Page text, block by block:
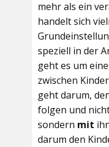
mehr als ein
handelt sich
speziell in der
geht es um
zwischen
geht darum,
folgen und
sondern mit
darum den